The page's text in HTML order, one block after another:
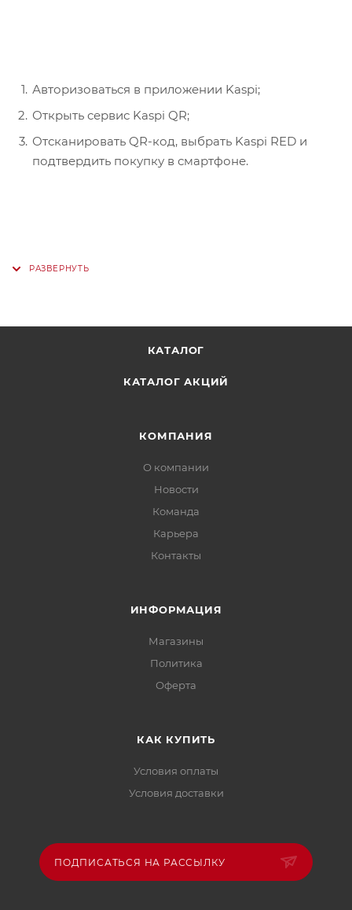
Авторизоваться в приложении Kaspi;
Открыть сервис Kaspi QR;
Отсканировать QR-код, выбрать Kaspi RED и
подтвердить покупку в смартфоне.
КАТАЛОГ
КАТАЛОГ АКЦИЙ
КОМПАНИЯ
О компании
Новости
Команда
Карьера
Контакты
ИНФОРМАЦИЯ
Магазины
Политика
Офертa
КАК КУПИТЬ
Условия оплаты
Условия доставки
ПОДПИСАТЬСЯ НА РАССЫЛКУ